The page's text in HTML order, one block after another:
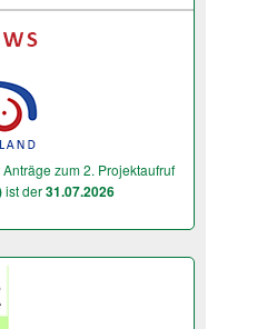
zum 2. Projektaufruf
ist der31.07.2026